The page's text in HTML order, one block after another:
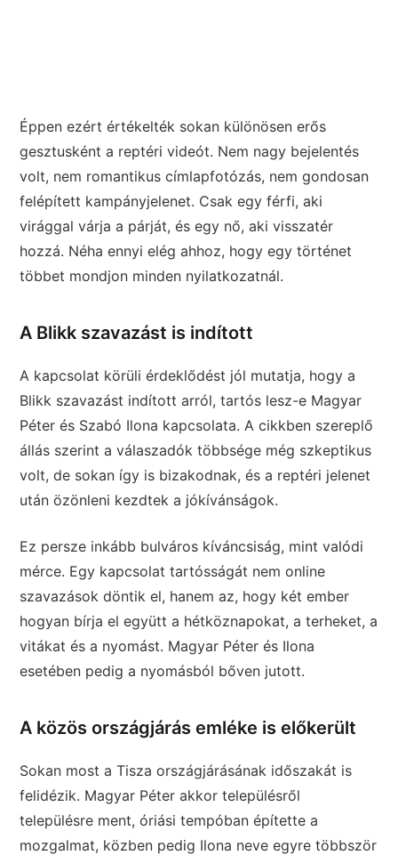
Éppen ezért értékelték sokan különösen erős
gesztusként a reptéri videót. Nem nagy bejelentés
volt, nem romantikus címlapfotózás, nem gondosan
felépített kampányjelenet. Csak egy férfi, aki
virággal várja a párját, és egy nő, aki visszatér
hozzá. Néha ennyi elég ahhoz, hogy egy történet
többet mondjon minden nyilatkozatnál.
A Blikk szavazást is indított
A kapcsolat körüli érdeklődést jól mutatja, hogy a
Blikk szavazást indított arról, tartós lesz-e Magyar
Péter és Szabó Ilona kapcsolata. A cikkben szereplő
állás szerint a válaszadók többsége még szkeptikus
volt, de sokan így is bizakodnak, és a reptéri jelenet
után özönleni kezdtek a jókívánságok.
Ez persze inkább bulváros kíváncsiság, mint valódi
mérce. Egy kapcsolat tartósságát nem online
szavazások döntik el, hanem az, hogy két ember
hogyan bírja el együtt a hétköznapokat, a terheket, a
vitákat és a nyomást. Magyar Péter és Ilona
esetében pedig a nyomásból bőven jutott.
A közös országjárás emléke is előkerült
Sokan most a Tisza országjárásának időszakát is
felidézik. Magyar Péter akkor településről
településre ment, óriási tempóban építette a
mozgalmat, közben pedig Ilona neve egyre többször